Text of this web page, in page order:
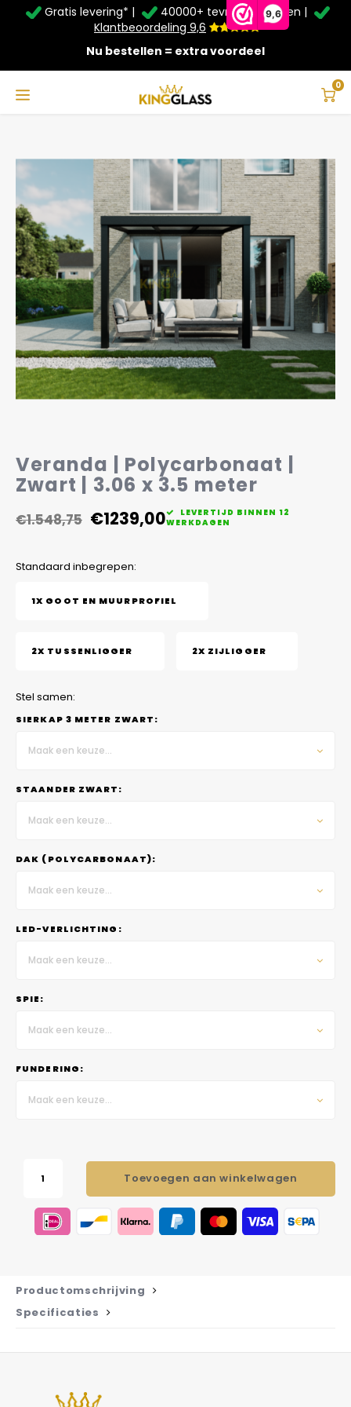
9,6
Service & Contact
Afhalen
Montage
Betaalmethoden
Garantie
Veelgestelde vragen
Taal
Deutsch
Gratis levering* |
40000+ tevreden klanten |
Klantbeoordeling 9,6
Nu bestellen = extra voordeel
0
Zomer Deals: Tot 20% kortingop schuifwanden en
veranda's +€20extra kassa korting*
Veranda | Polycarbonaat | Zwart | 3.06 x 3.5 meter
Veranda | Polycarbonaat |
Zwart | 3.06 x 3.5 meter
€1.548,75 €1239,00
LEVERTIJD BINNEN 12
WERKDAGEN
Standaard inbegrepen:
1X GOOT EN MUURPROFIEL
2X TUSSENLIGGER 2X ZIJLIGGER
Stel samen:
SIERKAP 3 METER ZWART:
Maak een keuze...
STAANDER ZWART:
Maak een keuze...
DAK (POLYCARBONAAT):
Maak een keuze...
LED-VERLICHTING:
Maak een keuze...
SPIE:
Maak een keuze...
FUNDERING:
Maak een keuze...
Toevoegen aan winkelwagen
Productomschrijving
Specificaties